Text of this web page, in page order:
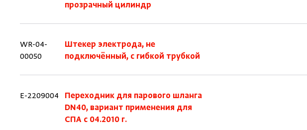
прозрачный цилиндр
WR-04-
00050
Штекер электрода, не
подключённый, с гибкой трубкой
E-2209004
Переходник для парового шланга
DN40, вариант применения для
СПА с 04.2010 г.